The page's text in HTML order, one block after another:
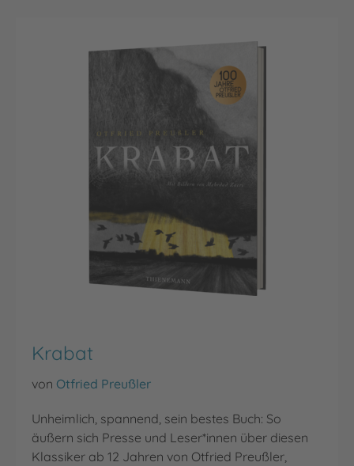
Krabat
von Otfried Preußler
Unheimlich, spannend, sein bestes Buch: So
äußern sich Presse und Leser*innen über diesen
Klassiker ab 12 Jahren von Otfried Preußler,